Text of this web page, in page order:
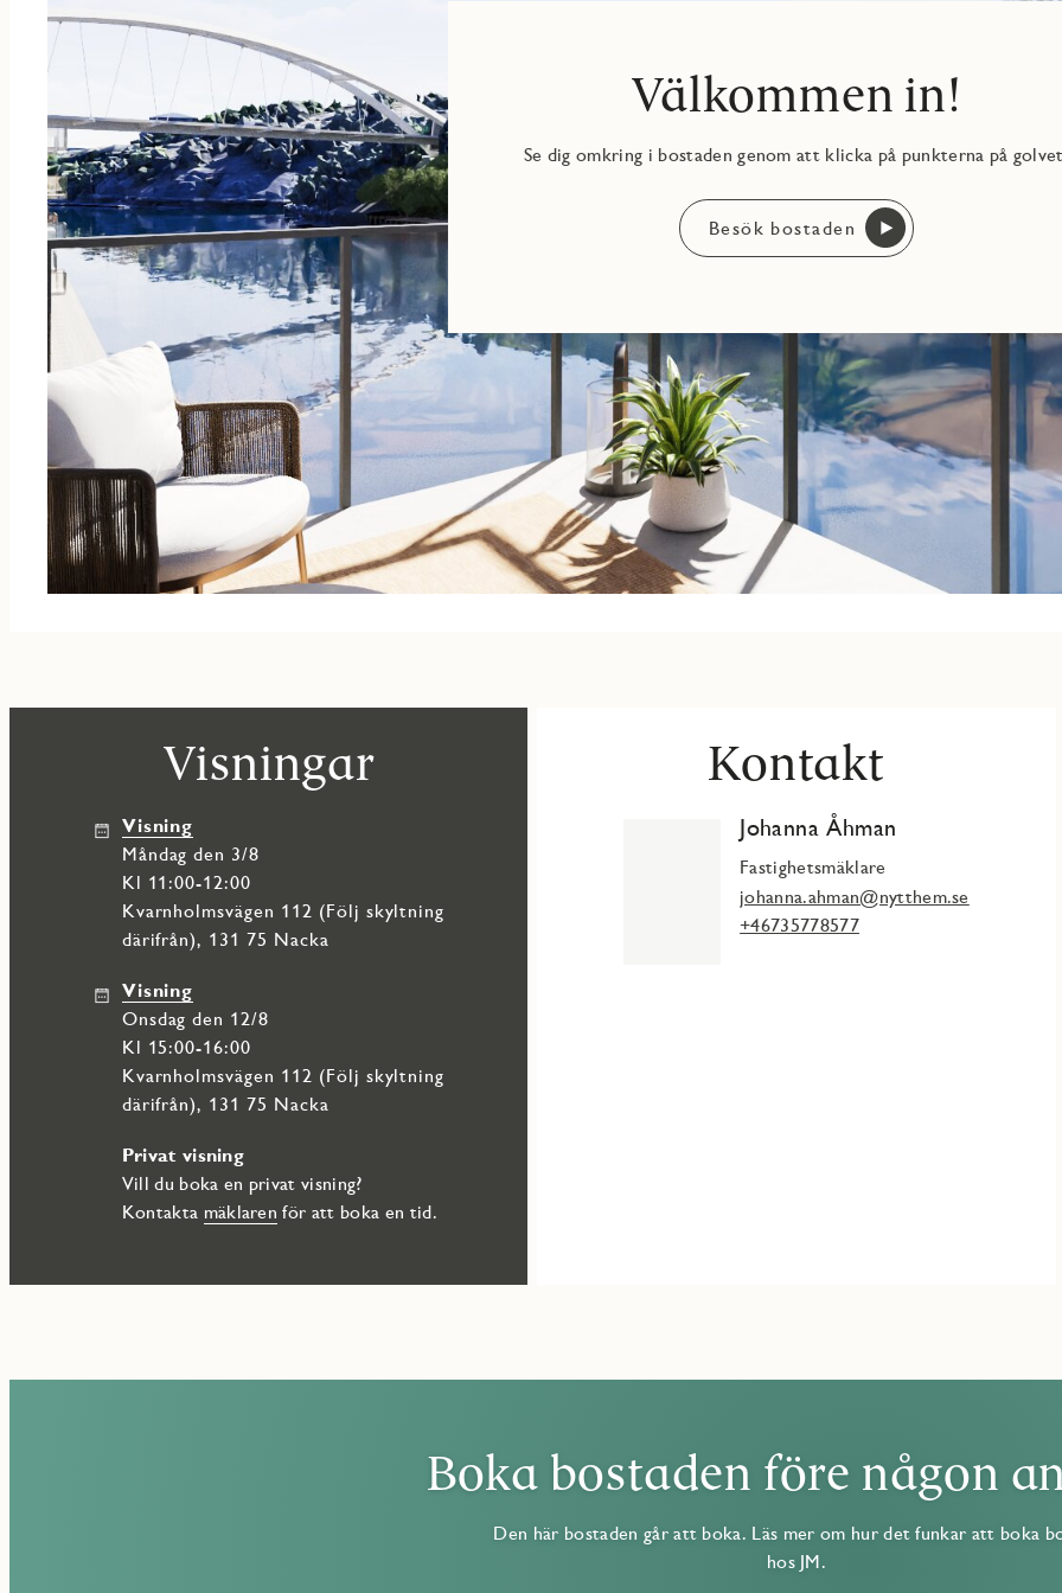
Välkommen in!
Se dig omkring i bostaden genom att klicka på punkterna på
Besök bostaden
Visningar
Visning
måndag den 3/8
Kl 11:00-12:00
Kvarnholmsvägen 112 (Följ skyltning
därifrån), 131 75 Nacka
Visning
onsdag den 12/8
Kl 15:00-16:00
Kvarnholmsvägen 112 (Följ skyltning
därifrån), 131 75 Nacka
Privat visning
Vill du boka en privat visning?
Kontakta mäklaren för att boka en tid.
Kontakt
Johanna Åhman
Fastighetsmäklare
johanna.ahman@nytthem.se
+46735778577
Boka bostaden före någon
Den här bostaden går att boka. Läs mer om hur det funkar att boka
hos JM.